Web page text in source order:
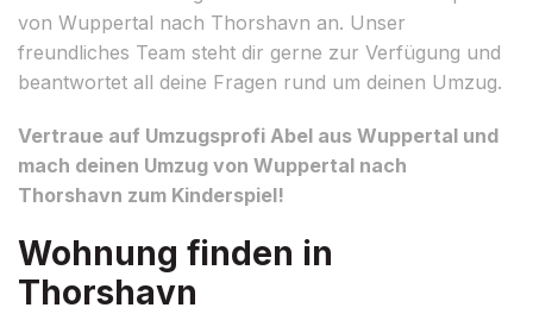
von Wuppertal nach Thorshavn an. Unser
freundliches Team steht dir gerne zur Verfügung und
beantwortet all deine Fragen rund um deinen Umzug.
Vertraue auf Umzugsprofi Abel aus Wuppertal und
mach deinen Umzug von Wuppertal nach
Thorshavn zum Kinderspiel!
Wohnung finden in
Thorshavn